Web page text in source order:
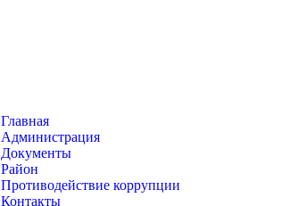
Главная
Администрация
Документы
Район
Противодействие коррупции
Контакты